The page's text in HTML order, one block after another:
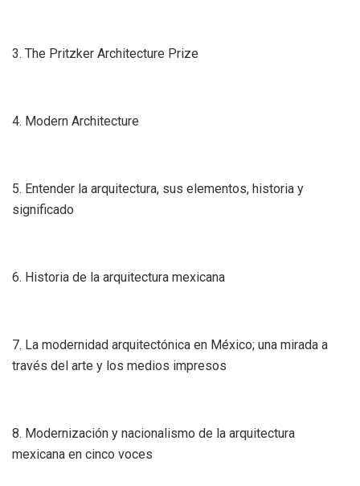
3. The Pritzker Architecture Prize
4. Modern Architecture
5. Entender la arquitectura, sus elementos, historia y
significado
6. Historia de la arquitectura mexicana
7. La modernidad arquitectónica en México; una mirada a
través del arte y los medios impresos
8. Modernización y nacionalismo de la arquitectura
mexicana en cinco voces